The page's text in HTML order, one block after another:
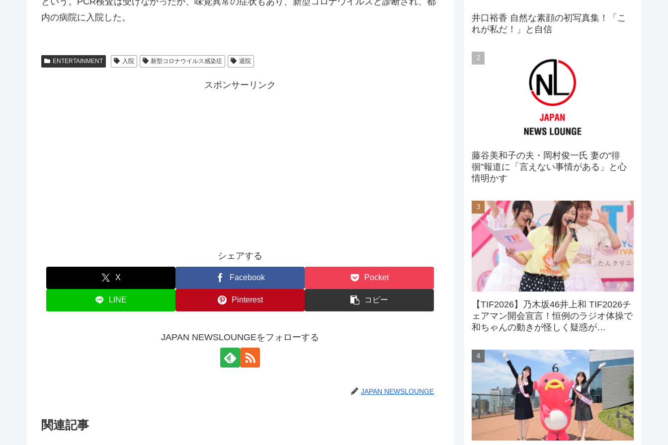
内の病院に入院した。
ENTERTAINMENT 入院 新型コロナウイルス感染症 退院
スポンサーリンク
シェアする
X Facebook Pocket
LINE Pinterest コピー
JAPAN NEWSLOUNGEをフォローする
JAPAN NEWSLOUNGE
関連記事
井口裕香 自然な素顔の初写真集！「こ
れが私だ！」と自信
藤谷美和子の夫・岡村俊一氏 妻の“徘
徊”報道に「言えない事情がある」と心
情明かす
【TIF2026】乃木坂46井上和 TIF2026チ
ェアマン開会宣言！恒例のラジオ体操で
和ちゃんの動きが怪しく疑惑が…